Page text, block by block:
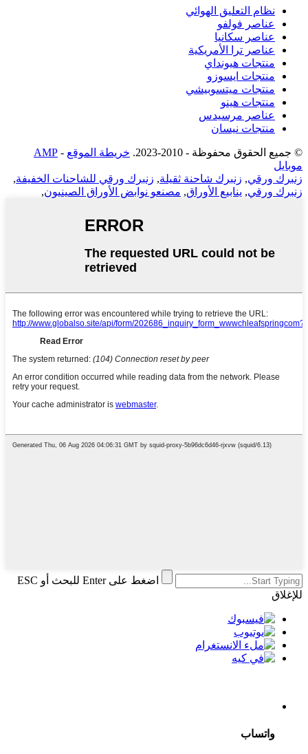
نظام التعليق الهوائي
عناصر فولفو
عناصر سكانيا
عناصر ترا الأمريكية
منتجات هيونداي
منتجات ايسوزو
منتجات ميتسوبيشي
منتجات هينو
عناصر مرسيدس
منتجات نيسان
© جميع الحقوق محفوظة - 2010-2023. خريطة الموقع -
AMP
موبايل
زنبرك ورقي, زنبرك شاحنة ثقيلة, زنبرك ورقي للشاحنات الخفيفة,
زنبرك ورقي, ينابيع الأوراق, مصنعو نوابض الأوراق الصينيون,
اضغط على Enter للبحث أو ESC
للإغلاق
واتساب